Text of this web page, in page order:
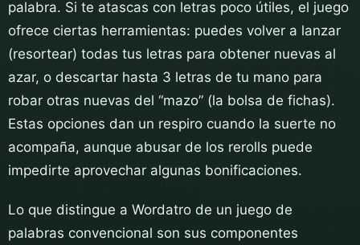
palabra. Si te atascas con letras poco útiles, el juego
ofrece ciertas herramientas: puedes volver a lanzar
(resortear) todas tus letras para obtener nuevas al
azar, o descartar hasta 3 letras de tu mano para
robar otras nuevas del “mazo” (la bolsa de fichas).
Estas opciones dan un respiro cuando la suerte no
acompaña, aunque abusar de los rerolls puede
impedirte aprovechar algunas bonificaciones.
Lo que distingue a Wordatro de un juego de
palabras convencional son sus componentes